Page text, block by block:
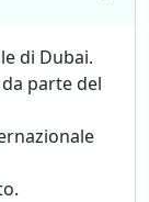
di Dubai.
parte del